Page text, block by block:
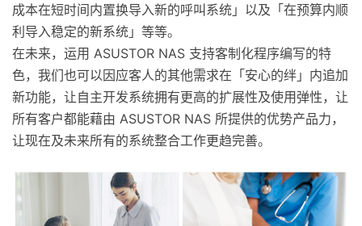
成本在短时间内置换导入新的呼叫系统」以及「在预算内顺
利导入稳定的新系统」等等。
在未来，运用 ASUSTOR NAS 支持客制化程序编写的特
色，我们也可以因应客人的其他需求在「安心的绊」内追加
新功能，让自主开发系统拥有更高的扩展性及使用弹性，让
所有客户都能藉由 ASUSTOR NAS 所提供的优势产品力，
让现在及未来所有的系统整合工作更趋完善。